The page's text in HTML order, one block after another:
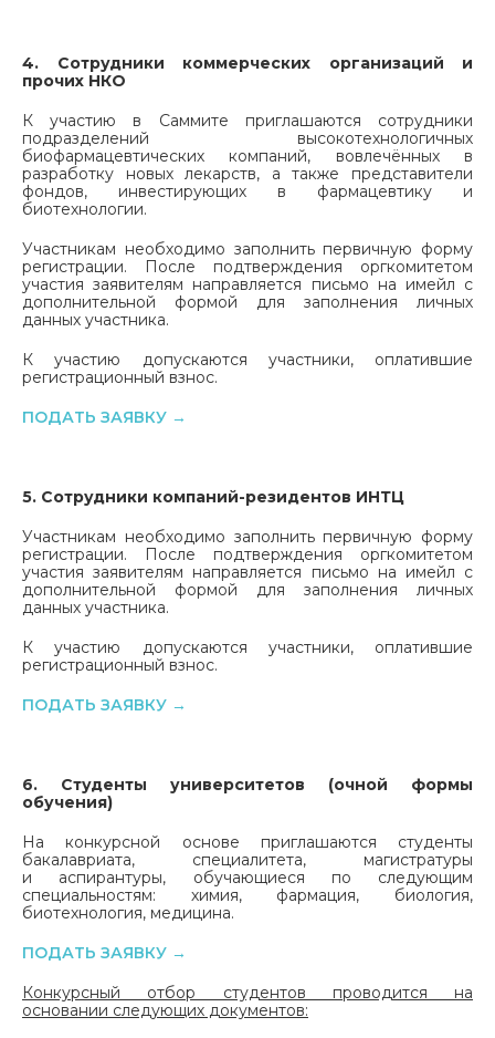
4. Сотрудники коммерческих организаций и
прочих НКО
К участию в Саммите приглашаются сотрудники
подразделений высокотехнологичных
биофармацевтических компаний, вовлечённых в
разработку новых лекарств, а также представители
фондов, инвестирующих в фармацевтику и
биотехнологии.
Участникам необходимо заполнить первичную форму
регистрации. После подтверждения оргкомитетом
участия заявителям направляется письмо на имейл с
дополнительной формой для заполнения личных
данных участника.
К участию допускаются участники, оплатившие
регистрационный взнос.
ПОДАТЬ ЗАЯВКУ →
5. Сотрудники компаний-резидентов ИНТЦ
Участникам необходимо заполнить первичную форму
регистрации. После подтверждения оргкомитетом
участия заявителям направляется письмо на имейл с
дополнительной формой для заполнения личных
данных участника.
К участию допускаются участники, оплатившие
регистрационный взнос.
ПОДАТЬ ЗАЯВКУ →
6. Студенты университетов (очной формы
обучения)
На конкурсной основе приглашаются студенты
бакалавриата, специалитета, магистратуры
и аспирантуры, обучающиеся по следующим
специальностям: химия, фармация, биология,
биотехнология, медицина.
ПОДАТЬ ЗАЯВКУ →
Конкурсный отбор студентов проводится на
основании следующих документов: